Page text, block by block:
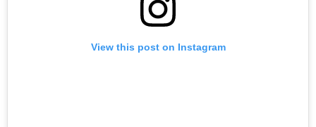
View this post on Instagram